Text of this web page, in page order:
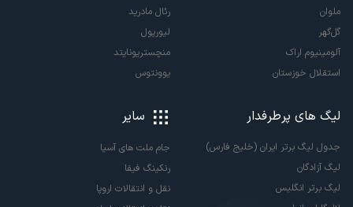
ملوان
گل‌گهر
آلومینیوم اراک
استقلال خوزستان
رئال مادرید
لیورپول
منچستریونایتد
یوونتوس
لیگ های پرطرفدار
جدول لیگ برتر ایران (خلیج فارس)
لیگ آزادگان
لیگ برتر انگلیس
سایر
جام ملت های آسیا
رنکینگ فیفا
نقل و انتقالات اروپا